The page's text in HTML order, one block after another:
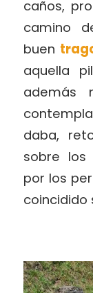
caños,
camino
buen
aquella
además
daba,
sobre los
por los
coincidido